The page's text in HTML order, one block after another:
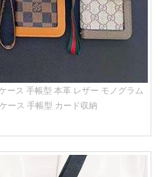
ース 手帳型 本革 レザー モノグラム
ース 手帳型 カード収納
galaxy s26/s25/s24ケース 手帳型 大